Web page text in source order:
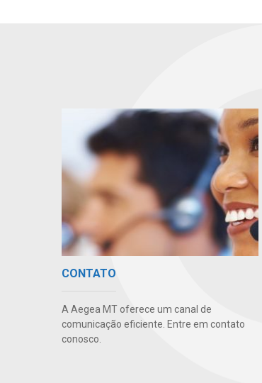
CONTATO
A Aegea MT oferece um canal de
comunicação eficiente. Entre em contato
conosco.